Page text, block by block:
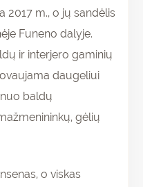
2017 m., o jų sandėlis
Funeno dalyje.
ir interjero gaminių
daugeliui
baldų
gėlių
o viskas